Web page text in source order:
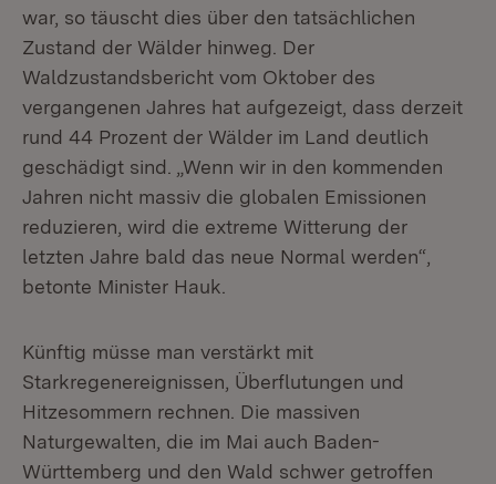
war, so täuscht dies über den tatsächlichen
Zustand der Wälder hinweg. Der
Waldzustandsbericht vom Oktober des
vergangenen Jahres hat aufgezeigt, dass derzeit
rund 44 Prozent der Wälder im Land deutlich
geschädigt sind. „Wenn wir in den kommenden
Jahren nicht massiv die globalen Emissionen
reduzieren, wird die extreme Witterung der
letzten Jahre bald das neue Normal werden“,
betonte Minister Hauk.
Künftig müsse man verstärkt mit
Starkregenereignissen, Überflutungen und
Hitzesommern rechnen. Die massiven
Naturgewalten, die im Mai auch Baden-
Württemberg und den Wald schwer getroffen